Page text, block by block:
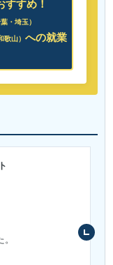
すめ！
・埼玉）
山） への就業